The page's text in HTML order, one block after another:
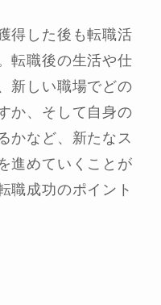
得した後も転職活
転職後の生活や仕
新しい職場でどの
か、そして自身の
かなど、新たなス
進めていくことが
職成功のポイント